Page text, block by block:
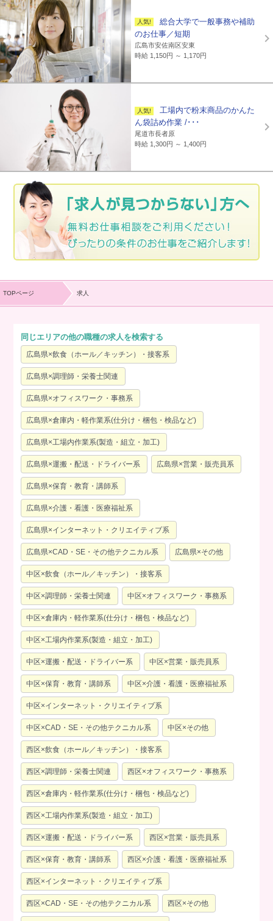
総合大学で一般事務や補助
のお仕事／短期
広島市安佐南区安東
時給 1,150円 ～ 1,170円
工場内で粉末商品のかんた
ん袋詰め作業 /･･･
尾道市長者原
時給 1,300円 ～ 1,400円
TOPページ 求人
同じエリアの他の職種の求人を検索する
広島県×飲食（ホール／キッチン）・接客系
広島県×調理師・栄養士関連
広島県×オフィスワーク・事務系
広島県×倉庫内・軽作業系(仕分け・梱包・検品など)
広島県×工場内作業系(製造・組立・加工)
広島県×運搬・配送・ドライバー系 広島県×営業・販売員系
広島県×保育・教育・講師系
広島県×介護・看護・医療福祉系
広島県×インターネット・クリエイティブ系
広島県×CAD・SE・その他テクニカル系 広島県×その他
中区×飲食（ホール／キッチン）・接客系
中区×調理師・栄養士関連 中区×オフィスワーク・事務系
中区×倉庫内・軽作業系(仕分け・梱包・検品など)
中区×工場内作業系(製造・組立・加工)
中区×運搬・配送・ドライバー系 中区×営業・販売員系
中区×保育・教育・講師系 中区×介護・看護・医療福祉系
中区×インターネット・クリエイティブ系
中区×CAD・SE・その他テクニカル系 中区×その他
西区×飲食（ホール／キッチン）・接客系
西区×調理師・栄養士関連 西区×オフィスワーク・事務系
西区×倉庫内・軽作業系(仕分け・梱包・検品など)
西区×工場内作業系(製造・組立・加工)
西区×運搬・配送・ドライバー系 西区×営業・販売員系
西区×保育・教育・講師系 西区×介護・看護・医療福祉系
西区×インターネット・クリエイティブ系
西区×CAD・SE・その他テクニカル系 西区×その他